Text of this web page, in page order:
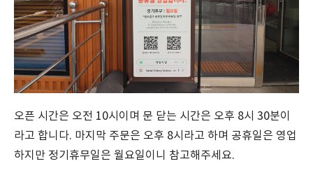
오픈 시간은 오전 10시이며 문 닫는 시간은 오후 8시 30분이
라고 합니다. 마지막 주문은 오후 8시라고 하며 공휴일은 영업
하지만 정기휴무일은 월요일이니 참고해주세요.